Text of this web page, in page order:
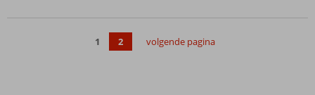
en de
1 2 volgende pagina